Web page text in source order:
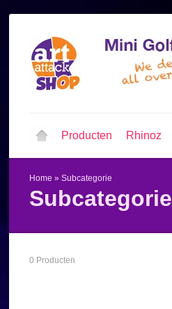
Producten Rhinoz
Home » Subcategorie
Subcategorie
0 Producten